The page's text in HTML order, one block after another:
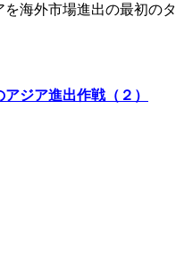
海外市場進出の最初のタ
ジア進出作戦（２）